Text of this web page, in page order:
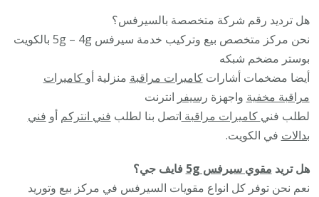
هل ترديد رقم شركة متخصصة بالسيرفس؟
نحن مركز متخصص بيع وتركيب خدمة سيرفس 5g – 4g بالكويت
بوستر مضخم شبكه
أيضا مضخمات أشاراتكاميرات مراقبة منزلية أو كاميرات
مراقبة مخفية واجهزة رسيفر انترنت
لطلب فني كاميرات مراقبة اتصل بنا لطلب فني انتركم أو فني
بدالات في الكويت.
هل تريد مقوي سيرفس 5g
فايف جي؟
نعم نحن توفر كل انواع مقويات السيرفس في مركز بيع وتوريد